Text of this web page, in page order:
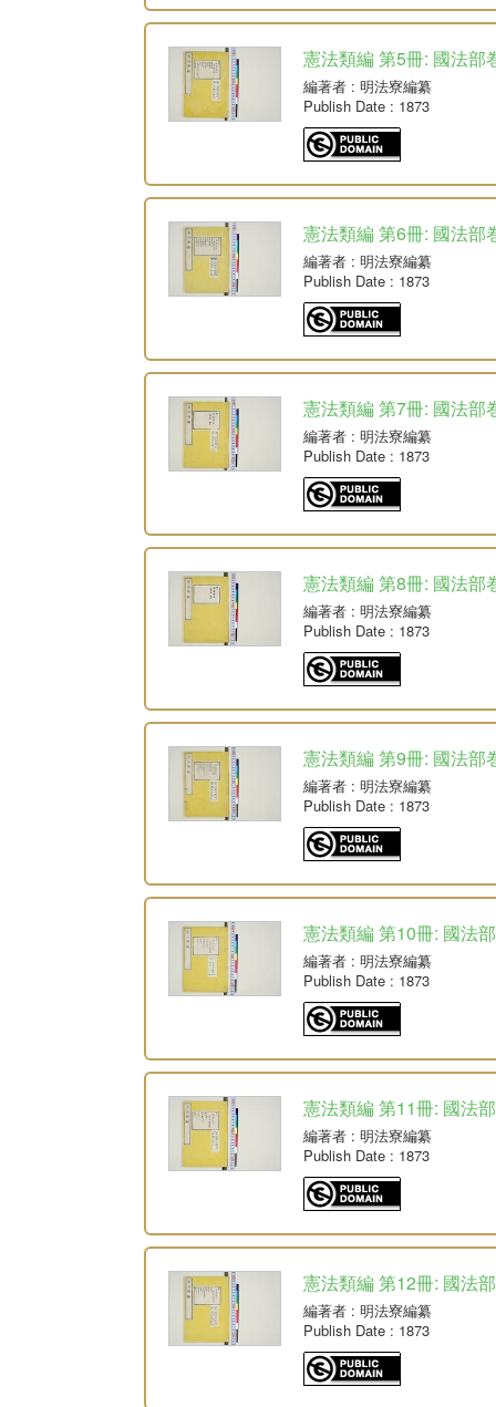
憲法類編 第5冊: 國法部
編著者 : 明法寮編纂
Publish Date : 1873
憲法類編 第6冊: 國法部
編著者 : 明法寮編纂
Publish Date : 1873
憲法類編 第7冊: 國法部
編著者 : 明法寮編纂
Publish Date : 1873
憲法類編 第8冊: 國法部
編著者 : 明法寮編纂
Publish Date : 1873
憲法類編 第9冊: 國法部
編著者 : 明法寮編纂
Publish Date : 1873
憲法類編 第10冊: 國法
編著者 : 明法寮編纂
Publish Date : 1873
憲法類編 第11冊: 國法
編著者 : 明法寮編纂
Publish Date : 1873
憲法類編 第12冊: 國法
編著者 : 明法寮編纂
Publish Date : 1873